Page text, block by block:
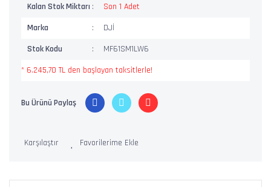
Kalan Stok Miktarı
Son 1 Adet
Marka
DJİ
Stok Kodu
MF61SM1LW6
* 6.245,70 TL den başlayan taksitlerle!
Bu Ürünü Paylaş
Karşılaştır